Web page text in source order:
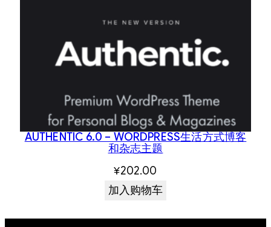
AUTHENTIC 6.0 – WORDPRESS生活方式博客
和杂志主题
¥202.00
加入购物车